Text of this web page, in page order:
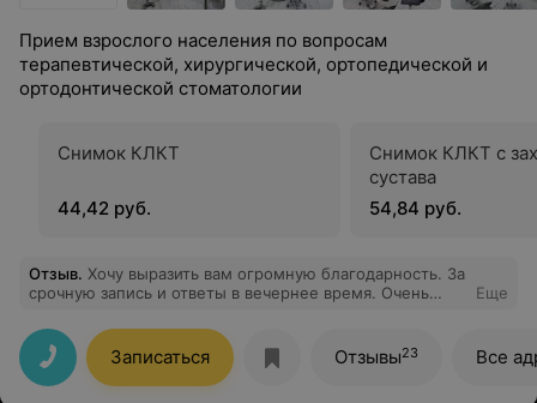
Прием взрослого населения по вопросам
терапевтической, хирургической, ортопедической и
ортодонтической стоматологии
Снимок КЛКТ
44,42 руб.
Снимок КЛКТ с
сустава
54,84 руб.
Отзыв. Хочу выразить вам огромную благодарность. За
срочную запись и ответы в вечернее время. Очень
Анастасии, очень боялась, но все прошло максимально
приятно.Врач очень внимательная, располагает к
себе,успокаивает,все объясняет. Было совсем не
больно. Буду вас всем рекомендовать. Спасибо
Еще
Записаться Отзывы23 Все